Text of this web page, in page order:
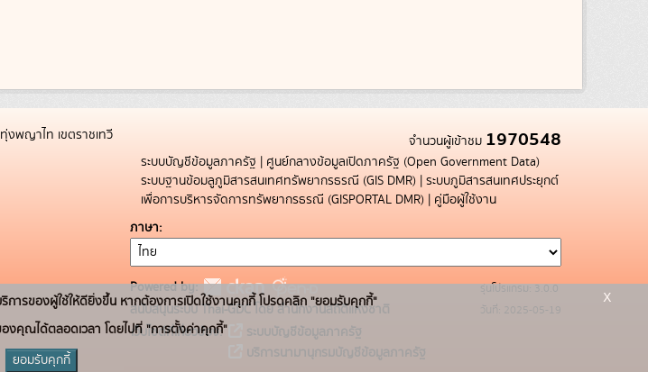
งพญาไท เขตราชเทวี
จำนวนผู้เข้าชม 1970548
ระบบบัญชีข้อมูลภาครัฐ | ศูนย์กลางข้อมูลเปิดภาครัฐ (Open Government Data)
ระบบฐานข้อมลูภูมิสารสนเทศทรัพยากรธรณี (GIS DMR) | ระบบภูมิสารสนเทศประยุกต์
เพื่อการบริหารจัดการทรัพยากรธรณี (GISPORTAL DMR) | คู่มือผู้ใช้งาน
ภาษา
Powered by:
สนับสนุนระบบ Thai-GDC โดย สำนักงานสถิติแห่งชาติ
เว็บไซต์ที่เกี่ยวข้อง:
ระบบบัญชีข้อมูลภาครัฐ
บริการนามานุกรมบัญชีข้อมูลภาครัฐ
รุ่นโปรแกรม: 3.0.0
วันที่: 2025-05-19
การของผู้ใช้ให้ดียิ่งขึ้น หากต้องการเปิดใช้งานคุกกี้ โปรดคลิก "ยอมรับคุกกี้"
คุณได้ตลอดเวลา โดยไปที่ "การตั้งค่าคุกกี้"
ยอมรับคุกกี้
x